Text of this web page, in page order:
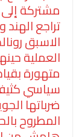
مشتركة
تراجع
الاسبق
العملية
متهورة
سياسي
ضرباتها
المطروح